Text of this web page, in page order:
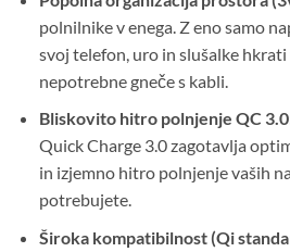
polnilnike v enega. Z eno samo
svoj telefon, uro in slušalke
nepotrebne gneče s kabli.
Bliskovito hitro polnjenje QC
Quick Charge 3.0 zagotavlja
in izjemno hitro polnjenje vaših
potrebujete.
Široka kompatibilnost (Qi